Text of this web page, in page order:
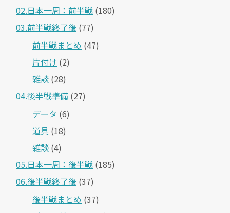
02.日本一周：前半戦 (180)
03.前半戦終了後 (77)
前半戦まとめ (47)
片付け (2)
雑談 (28)
04.後半戦準備 (27)
データ (6)
道具 (18)
雑談 (4)
05.日本一周：後半戦 (185)
06.後半戦終了後 (37)
後半戦まとめ (37)